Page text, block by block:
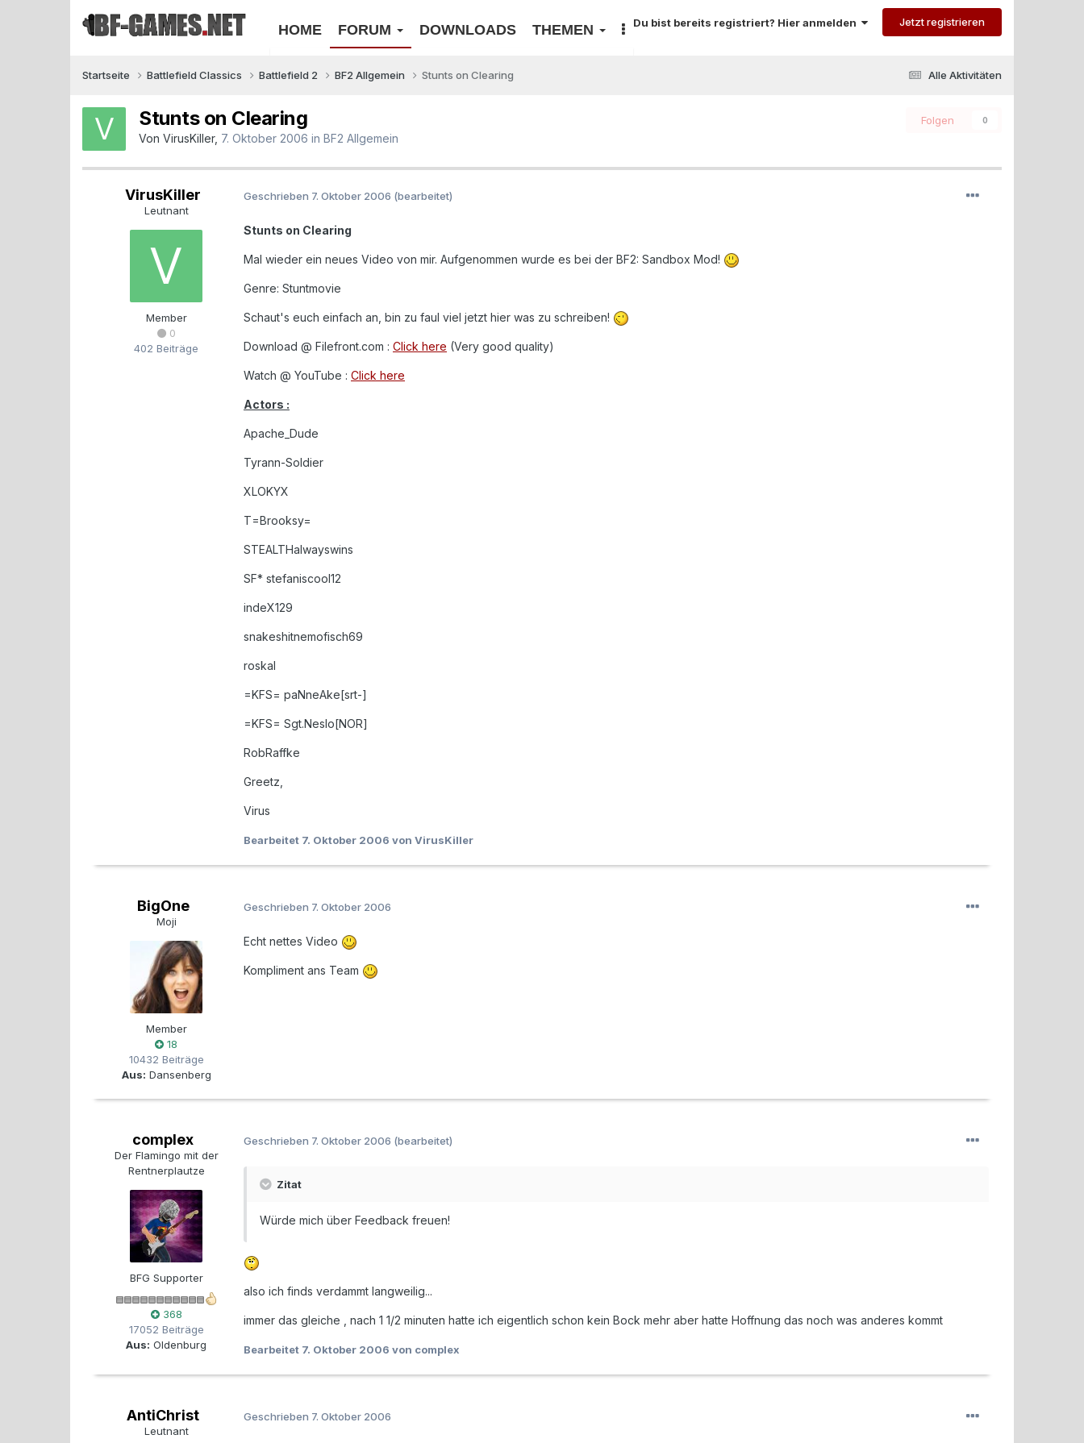
HOME FORUM DOWNLOADS THEMEN Du bist bereits registriert? Hier anmelden Jetzt registrieren
Alle Aktivitäten
Startseite Battlefield Classics Battlefield 2 BF2 Allgemein Stunts on Clearing
Folgen 0
Stunts on Clearing
Von VirusKiller, 7. Oktober 2006 in BF2 Allgemein
VirusKiller
Leutnant
Member
0
402 Beiträge
Geschrieben 7. Oktober 2006 (bearbeitet)
Stunts on Clearing
Mal wieder ein neues Video von mir. Aufgenommen wurde es bei der BF2: Sandbox Mod!
Genre: Stuntmovie
Schaut's euch einfach an, bin zu faul viel jetzt hier was zu schreiben!
Download @ Filefront.com : Click here (Very good quality)
Watch @ YouTube : Click here
Actors :
Apache_Dude
Tyrann-Soldier
XLOKYX
T=Brooksy=
STEALTHalwayswins
SF* stefaniscool12
indeX129
snakeshitnemofisch69
roskal
=KFS= paNneAke[srt-]
=KFS= Sgt.Neslo[NOR]
RobRaffke
Greetz,
Virus
Bearbeitet 7. Oktober 2006 von VirusKiller
BigOne
Moji
Member
18
10432 Beiträge
Aus: Dansenberg
Geschrieben 7. Oktober 2006
Echt nettes Video
Kompliment ans Team
complex
Der Flamingo mit der
Rentnerplautze
BFG Supporter
368
17052 Beiträge
Aus: Oldenburg
Geschrieben 7. Oktober 2006 (bearbeitet)
Zitat
Würde mich über Feedback freuen!
also ich finds verdammt langweilig...
immer das gleiche , nach 1 1/2 minuten hatte ich eigentlich schon kein Bock mehr aber hatte Hoffnung das noch was anderes kommt
Bearbeitet 7. Oktober 2006 von complex
AntiChrist
Leutnant
Geschrieben 7. Oktober 2006